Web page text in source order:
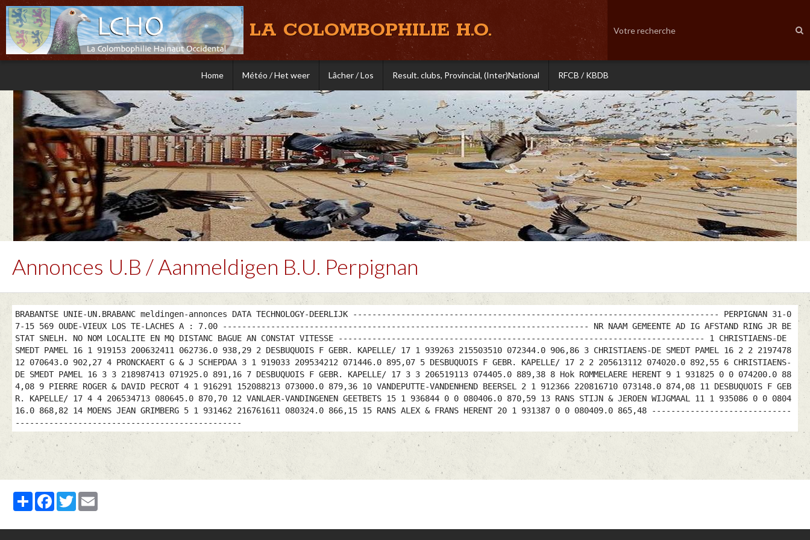
LA COLOMBOPHILIE H.O.
Home Météo / Het weer Lâcher / Los Result. clubs, Provincial, (Inter)National RFCB / KBDB
Annonces U.B / Aanmeldigen B.U. Perpignan
BRABANTSE UNIE-UN.BRABANC meldingen-annonces DATA TECHNOLOGY-DEERLIJK ---------------------------------------------------------------------------- PERPIGNAN 31-0
7-15 569 OUDE-VIEUX LOS TE-LACHES A : 7.00 ---------------------------------------------------------------------------- NR NAAM GEMEENTE AD IG AFSTAND RING JR BE
STAT SNELH. NO NOM LOCALITE EN MQ DISTANC BAGUE AN CONSTAT VITESSE ---------------------------------------------------------------------------- 1 CHRISTIAENS-DE
SMEDT PAMEL 16 1 919153 200632411 062736.0 938,29 2 DESBUQUOIS F GEBR. KAPELLE/ 17 1 939263 215503510 072344.0 906,86 3 CHRISTIAENS-DE SMEDT PAMEL 16 2 2 2197478
12 070643.0 902,27 4 PRONCKAERT G & J SCHEPDAA 3 1 919033 209534212 071446.0 895,07 5 DESBUQUOIS F GEBR. KAPELLE/ 17 2 2 205613112 074020.0 892,55 6 CHRISTIAENS-
DE SMEDT PAMEL 16 3 3 218987413 071925.0 891,16 7 DESBUQUOIS F GEBR. KAPELLE/ 17 3 3 206519113 074405.0 889,38 8 Hok ROMMELAERE HERENT 9 1 931825 0 0 074200.0 88
4,08 9 PIERRE ROGER & DAVID PECROT 4 1 916291 152088213 073000.0 879,36 10 VANDEPUTTE-VANDENHEND BEERSEL 2 1 912366 220816710 073148.0 874,08 11 DESBUQUOIS F GEB
R. KAPELLE/ 17 4 4 206534713 080645.0 870,70 12 VANLAER-VANDINGENEN GEETBETS 15 1 936844 0 0 080406.0 870,59 13 RANS STIJN & JEROEN WIJGMAAL 11 1 935086 0 0 0804
16.0 868,82 14 MOENS JEAN GRIMBERG 5 1 931462 216761611 080324.0 866,15 15 RANS ALEX & FRANS HERENT 20 1 931387 0 0 080409.0 865,48 -----------------------------
-----------------------------------------------
PartagerFacebook
Twitter